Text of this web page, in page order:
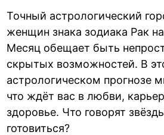
Точный астрологический
женщин знака зодиака Рак
Месяц обещает быть
скрытых возможностей. В
астрологическом прогнозе
что ждёт вас в любви,
здоровье. Что говорят
готовиться?